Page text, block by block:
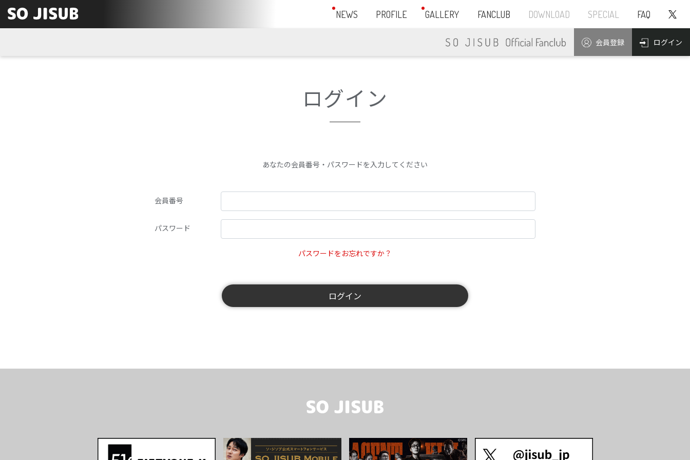
NEWS PROFILE GALLERY FANCLUB DOWNLOAD SPECIAL FAQ
会員登録 ログイン
ログイン
あなたの会員番号・パスワードを入力してください
会員番号
パスワード
パスワードをお忘れですか？
ログイン